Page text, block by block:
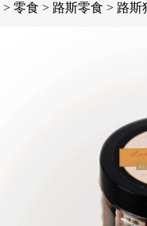
> 零食 > 路斯零食 > 路斯